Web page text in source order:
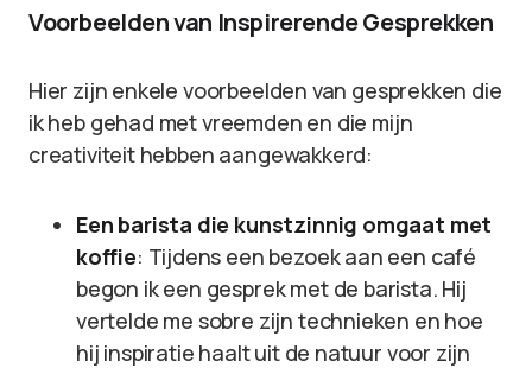
Voorbeelden van Inspirerende Gesprekken
Hier zijn enkele voorbeelden van gesprekken die
ik heb gehad met vreemden en die mijn
creativiteit hebben aangewakkerd:
Een barista die kunstzinnig omgaat met
koffie: Tijdens een bezoek aan een café
begon ik een gesprek met de barista. Hij
vertelde me sobre zijn technieken en hoe
hij inspiratie haalt uit de natuur voor zijn